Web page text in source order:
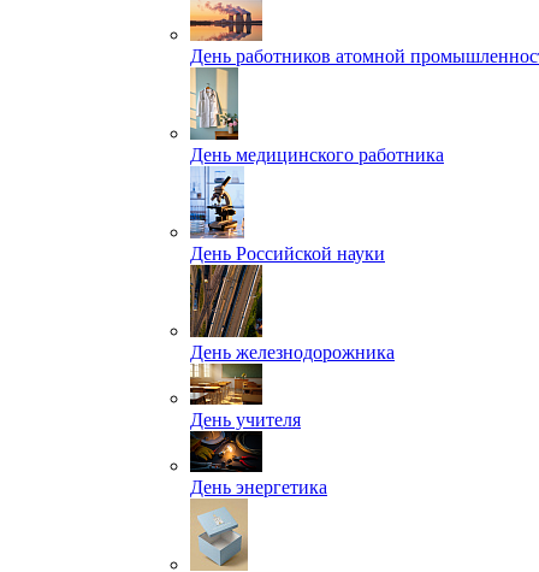
День работников атомной
День медицинского работника
День Российской науки
День железнодорожника
День учителя
День энергетика